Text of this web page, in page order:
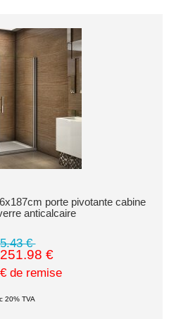
porte pivotante cabine
anticalcaire
€
€
de remise
avec 20% TVA